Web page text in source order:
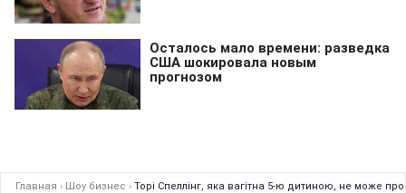
Главная › Шоу бизнес › Торі Спеллінг, яка вагітна 5-ю дитиною, не може